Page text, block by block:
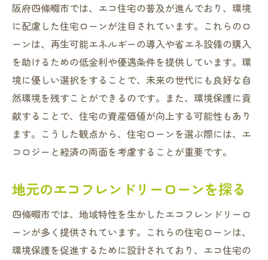
阪府四條畷市では、エコ住宅の普及が進んでおり、環境
に配慮した住宅ローンが注目されています。これらのロ
ーンは、再生可能エネルギーの導入や省エネ設備の購入
を助けるための低金利や優遇条件を提供しています。環
境に優しい選択をすることで、未来の世代にも良好な自
然環境を残すことができるのです。また、環境保護に貢
献することで、住宅の資産価値が向上する可能性もあり
ます。こうした観点から、住宅ローンを選ぶ際には、エ
コロジーと経済の両面を考慮することが重要です。
地元のエコフレンドリーローンを探る
四條畷市では、地域特性を生かしたエコフレンドリーロ
ーンが多く提供されています。これらの住宅ローンは、
環境保護を促進するために設計されており、エコ住宅の